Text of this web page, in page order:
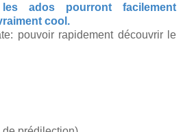
ados pourront facilement
cool.
pouvoir rapidement découvrir le